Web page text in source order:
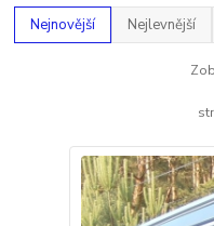
Nejnovější Nejlevnější